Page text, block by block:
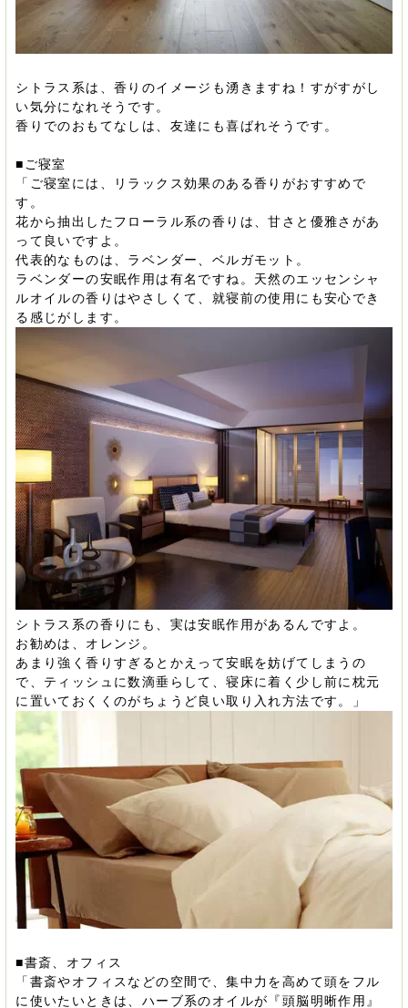
シトラス系は、香りのイメージも湧きますね！すがすがし
い気分になれそうです。
香りでのおもてなしは、友達にも喜ばれそうです。
■ご寝室
「ご寝室には、リラックス効果のある香りがおすすめで
す。
花から抽出したフローラル系の香りは、甘さと優雅さがあ
って良いですよ。
代表的なものは、ラベンダー、ベルガモット。
ラベンダーの安眠作用は有名ですね。天然のエッセンシャ
ルオイルの香りはやさしくて、就寝前の使用にも安心でき
る感じがします。
シトラス系の香りにも、実は安眠作用があるんですよ。
お勧めは、オレンジ。
あまり強く香りすぎるとかえって安眠を妨げてしまうの
で、ティッシュに数滴垂らして、寝床に着く少し前に枕元
に置いておくくのがちょうど良い取り入れ方法です。」
■書斎、オフィス
「書斎やオフィスなどの空間で、集中力を高めて頭をフル
に使いたいときは、ハーブ系のオイルが『頭脳明晰作用』